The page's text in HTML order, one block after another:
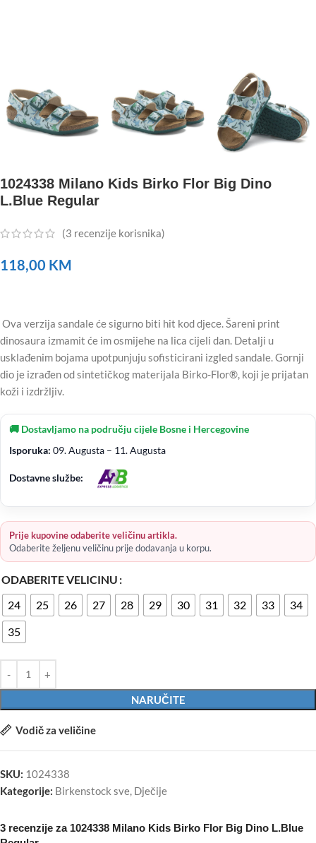
1024338 Milano Kids Birko Flor Big Dino
L.Blue Regular
(3 recenzije korisnika)
118,00 KM
Ova verzija sandale će sigurno biti hit kod djece. Šareni print
dinosaura izmamit će im osmijehe na lica cijeli dan. Detalji u
usklađenim bojama upotpunjuju sofisticirani izgled sandale. Gornji
dio je izrađen od sintetičkog materijala Birko-Flor®, koji je prijatan
koži i izdržljiv.
🚚 Dostavljamo na području cijele Bosne i Hercegovine
Isporuka: 09. Augusta – 11. Augusta
Dostavne službe:
Prije kupovine odaberite veličinu artikla.
Odaberite željenu veličinu prije dodavanja u korpu.
ODABERITE VELICINU
24
25 26 27 28 29 30 31 32 33
34
35
NARUČITE
Vodič za veličine
SKU: 1024338
Kategorije: Birkenstock sve Dječije
3 recenzije za 1024338 Milano Kids Birko Flor Big Dino L.Blue